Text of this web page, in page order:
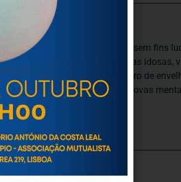
de Solidariedade Social sem fins
envelhecimento e às pessoas idosas,
pessoas idosas, num quadro de
todas as idades, promove novas